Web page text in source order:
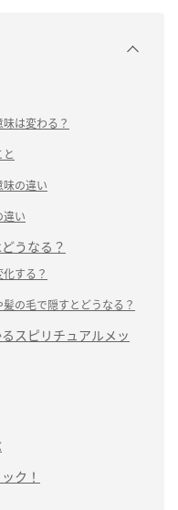
は変わる？
味の違い
違い
うなる？
する？
の毛で隠すとどうなる？
スピリチュアルメッ
ク！